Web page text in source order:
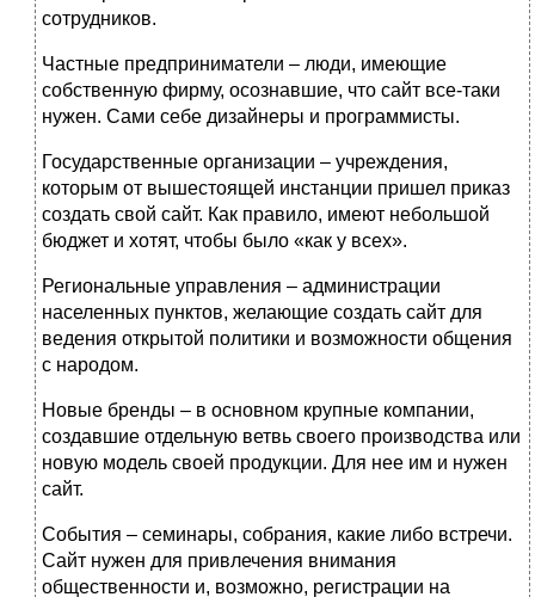
сотрудников.
Частные предприниматели – люди, имеющие
собственную фирму, осознавшие, что сайт все-таки
нужен. Сами себе дизайнеры и программисты.
Государственные организации – учреждения,
которым от вышестоящей инстанции пришел приказ
создать свой сайт. Как правило, имеют небольшой
бюджет и хотят, чтобы было «как у всех».
Региональные управления – администрации
населенных пунктов, желающие создать сайт для
ведения открытой политики и возможности общения
с народом.
Новые бренды – в основном крупные компании,
создавшие отдельную ветвь своего производства или
новую модель своей продукции. Для нее им и нужен
сайт.
События – семинары, собрания, какие либо встречи.
Сайт нужен для привлечения внимания
общественности и, возможно, регистрации на